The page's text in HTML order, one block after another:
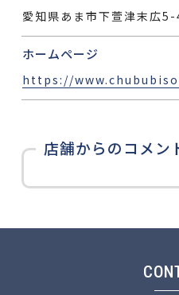
愛知県あま市下萱津末広5-
ホームページ
https://
店舗からのコメン